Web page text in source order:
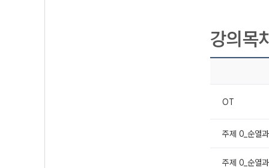
강의목
OT
주제 0_순열
주제 0_순열